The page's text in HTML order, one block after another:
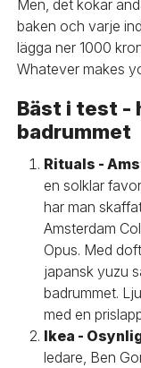
Men, det kokar
baken och varje
lägga ner 1000
Whatever makes
Bäst i test -
badrummet
Rituals -
en solklar
har man
Amsterdam
Opus. Med
japansk yuzu
badrummet.
med en
Ikea -
ledare, Ben